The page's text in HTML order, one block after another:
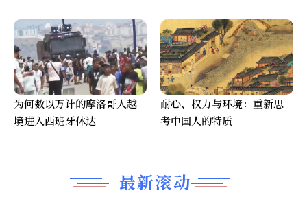
最新滚动
为何数以万计的摩洛哥人越
境进入西班牙休达
耐心、权力与环境：重新思
考中国人的特质